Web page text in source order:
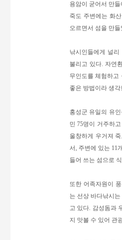
용암이 굳어서 만
죽도 주변에는 화
오르면서 섬을 만
낚시인들에게 널
불리고 있다. 자연
무인도를 체험하고
좋은 방법이라 생각
홍성군 유일의 유
민 75명이 거주하
울창하게 우거져
서, 주변에 있는 11
들어 쓰는 섬으로
또한 어족자원이
는 선상 바다낚시
고 있다. 감성돔과
지 맛볼 수 있어 관